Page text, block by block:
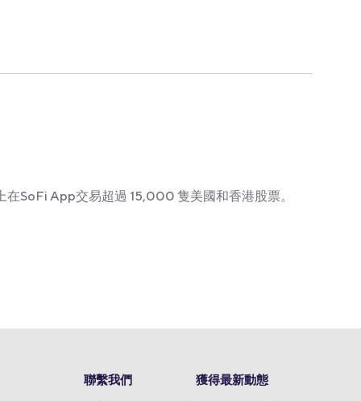
SoFi App交易超過 15,000 隻美國和香港股票。
聯繫我們 獲得最新動態